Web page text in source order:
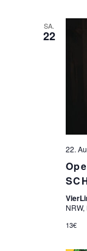
SA.
22
22.
13€